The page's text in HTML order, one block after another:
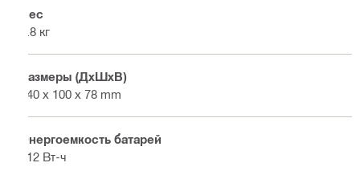
Вес
0.8 кг
Размеры (ДхШхВ)
140 x 100 x 78 mm
Энергоемкость батарей
112 Вт-ч